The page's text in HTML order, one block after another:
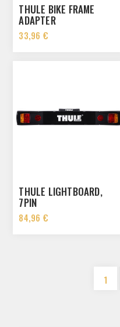
THULE BIKE FRAME
ADAPTER
33,96 €
THULE LIGHTBOARD,
7PIN
84,96 €
1